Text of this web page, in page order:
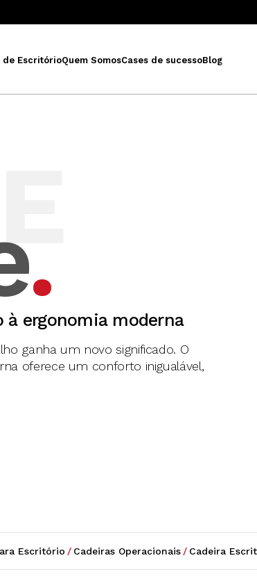
de EscritórioQuem SomosCases de sucessoBlog
.
ergonomia moderna
ganha um novo significado. O
oferece um conforto inigualável,
Escritório / Cadeiras Operacionais / Cadeira